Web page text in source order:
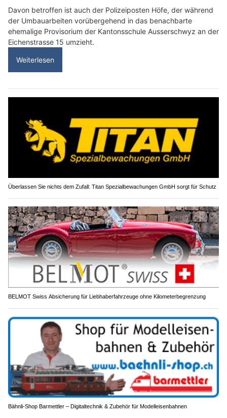
Davon betroffen ist auch der Polizeiposten Höfe, der während
der Umbauarbeiten vorübergehend in das benachbarte
ehemalige Provisorium der Kantonsschule Ausserschwyz an der
Eichenstrasse 15 umzieht.
Weiterlesen
Überlassen Sie nichts dem Zufall: Titan Spezialbewachungen GmbH sorgt für Schutz
BELMOT Swiss Absicherung für Liebhaberfahrzeuge ohne Kilometerbegrenzung
Bähnli-Shop Barmettler – Digitaltechnik & Zubehör für Modelleisenbahnen